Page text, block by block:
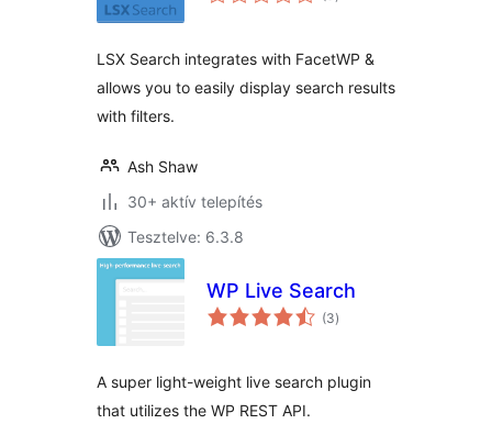
LSX Search integrates with FacetWP &
allows you to easily display search results
with filters.
Ash Shaw
30+ aktív telepítés
Tesztelve: 6.3.8
WP Live Search
(3értékelés
összesen
)
A super light-weight live search plugin
that utilizes the WP REST API.